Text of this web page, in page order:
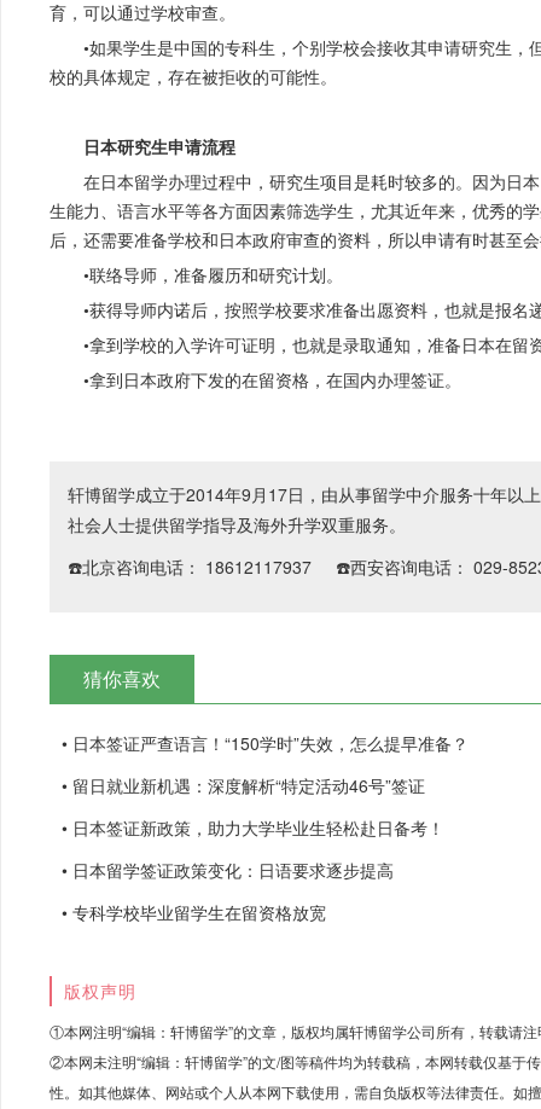
育，可以通过学校审查。
•如果学生是中国的专科生，个别学校会接收其申请研究生
校的具体规定，存在被拒收的可能性。
日本研究生申请流程
在日本留学办理过程中，研究生项目是耗时较多的。因为日
生能力、语言水平等各方面因素筛选学生，尤其近年来，优秀的
后，还需要准备学校和日本政府审查的资料，所以申请有时甚至
•联络导师，准备履历和研究计划。
•获得导师内诺后，按照学校要求准备出愿资料，也就是报名
•拿到学校的入学许可证明，也就是录取通知，准备日本在留
•拿到日本政府下发的在留资格，在国内办理签证。
轩博留学成立于2014年9月17日，由从事留学中介服务十年以
社会人士提供留学指导及海外升学双重服务。
☎️北京咨询电话： 18612117937 ☎️西安咨询电话： 029-
猜你喜欢
• 日本签证严查语言！“150学时”失效，怎么提早准备？
• 留日就业新机遇：深度解析“特定活动46号”签证
• 日本签证新政策，助力大学毕业生轻松赴日备考！
• 日本留学签证政策变化：日语要求逐步提高
• 专科学校毕业留学生在留资格放宽
版权声明
①本网注明“编辑：轩博留学”的文章，版权均属轩博留学公司所有，转载请
②本网未注明“编辑：轩博留学”的文/图等稿件均为转载稿，本网转载仅基
性。如其他媒体、网站或个人从本网下载使用，需自负版权等法律责任。如